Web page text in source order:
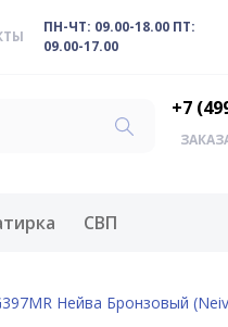
ПН-ЧТ: 09.00-18.00 ПТ:
09.00-17.00
+7
СВП
Нейва Бронзовый